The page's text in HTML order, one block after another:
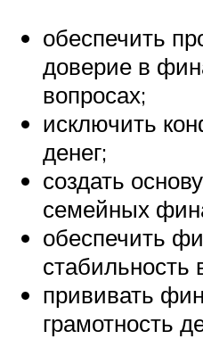
обеспечить
доверие в
вопросах;
исключить
денег;
создать
семейных
обеспечить
стабильность
прививать
грамотность